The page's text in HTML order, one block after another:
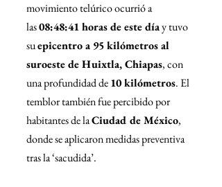
movimiento telúrico ocurrió a
las 08:48:41 horas de este día y tuvo
su epicentro a 95 kilómetros al
suroeste de Huixtla, Chiapas, con
una profundidad de 10 kilómetros. El
temblor también fue percibido por
habitantes de la Ciudad de México,
donde se aplicaron medidas preventiva
tras la ‘sacudida’.